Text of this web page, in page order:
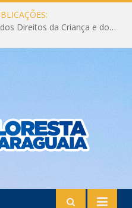
Eleição do Conselho Municipal dos Direitos da Criança e do Adolescente CMDCA 2026